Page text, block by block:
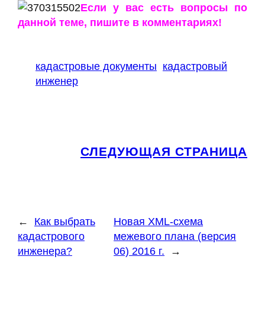
Если у вас есть вопросы по
данной теме, пишите в комментариях!
кадастровые документы кадастровый
инженер
СЛЕДУЮЩАЯ СТРАНИЦА
←
Как выбрать
кадастрового
инженера?
Новая XML-схема
межевого плана (версия
06) 2016 г.
→